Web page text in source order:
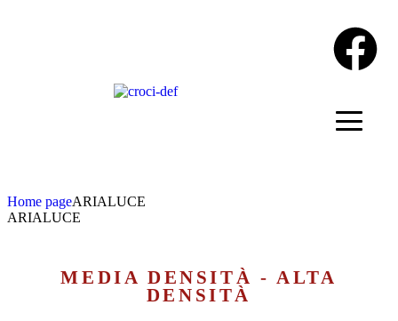
Home pageARIALUCE
ARIALUCE
MEDIA DENSITÀ - ALTA
DENSITÀ